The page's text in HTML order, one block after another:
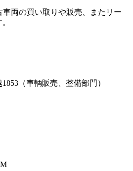
両の買い取りや販売、またリー
（車輌販売、整備部門）